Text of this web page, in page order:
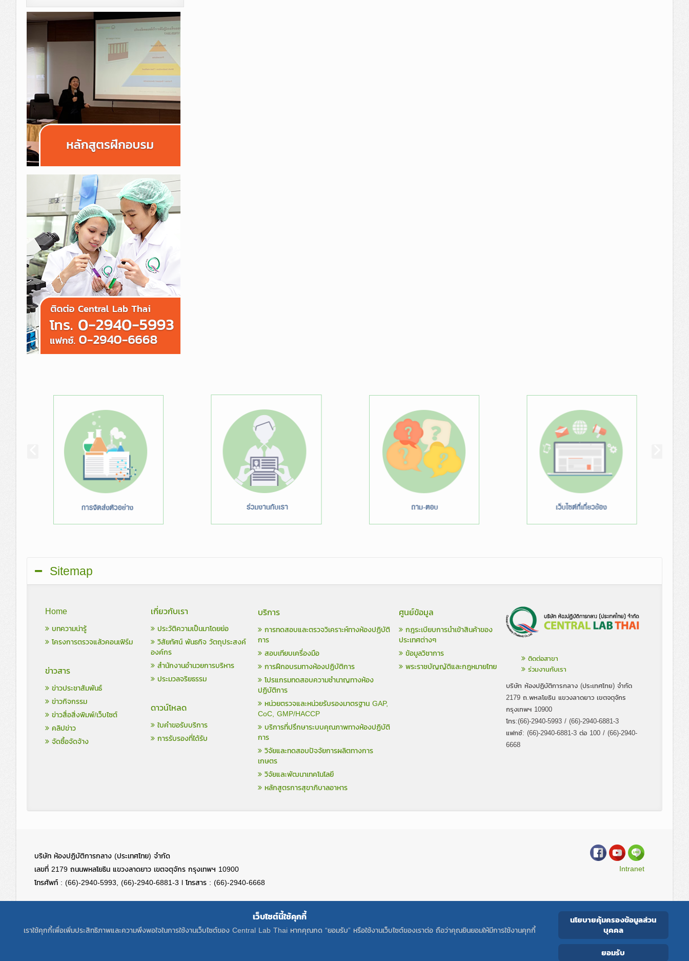
Sitemap
Home
บทความน่ารู้
โครงการตรวจแล้วคอนเฟิร์ม
ข่าวสาร
ข่าวประชาสัมพันธ์
ข่าวกิจกรรม
ข่าวสื่อสิ่งพิมพ์/เว็บไซต์
คลิปข่าว
จัดซื้อจัดจ้าง
เกี่ยวกับเรา
ประวัติความเป็นมาโดยย่อ
วิสัยทัศน์ พันธกิจ วัตถุประสงค์
องค์กร
สำนักงานอำนวยการบริหาร
ประมวลจริยธรรม
ดาวน์โหลด
ใบคำขอรับบริการ
การรับรองที่ได้รับ
บริการ
การทดสอบและตรวจวิเคราะห์ทางห้องปฏิบัติ
การ
สอบเทียบเครื่องมือ
การฝึกอบรมทางห้องปฏิบัติการ
โปรแกรมทดสอบความชำนาญทางห้อง
ปฏิบัติการ
หน่วยตรวจและหน่วยรับรองมาตรฐาน GAP,
CoC, GMP/HACCP
บริการที่ปรึกษาระบบคุณภาพทางห้องปฏิบัติ
การ
วิจัยและทดสอบปัจจัยการผลิตทางการ
เกษตร
วิจัยและพัฒนาเทคโนโลยี
หลักสูตรการสุขาภิบาลอาหาร
ศูนย์ข้อมูล
กฎระเบียบการนำเข้าสินค้าของ
ประเทศต่างๆ
ข้อมูลวิชาการ
พระราชบัญญัติและกฎหมายไทย
ติดต่อสาขา
ร่วมงานกับเรา
บริษัท ห้องปฏิบัติการกลาง (ประเทศไทย) จำกัด
2179 ถ.พหลโยธิน แขวงลาดยาว เขตจตุจักร
กรุงเทพฯ 10900
โทร:(66)-2940-5993 / (66)-2940-6881-3
แฟกซ์: (66)-2940-6881-3 ต่อ 100 / (66)-2940-
6668
บริษัท ห้องปฏิบัติการกลาง (ประเทศไทย) จำกัด
เลขที่ 2179 ถนนพหลโยธิน แขวงลาดยาว เขตจตุจักร กรุงเทพฯ 10900
โทรศัพท์ : (66)-2940-5993, (66)-2940-6881-3 l โทรสาร : (66)-2940-6668
Intranet
เว็บไซต์นี้ใช้คุกกี้
เราใช้คุกกี้เพื่อเพิ่มประสิทธิภาพและความพึงพอใจในการใช้งานเว็บไซต์ของ Central Lab Thai หากคุณกด “ยอมรับ” หรือใช้งานเว็บไซต์ของเราต่อ ถือว่าคุณยินยอมให้มีการใช้งานคุกกี้
นโยบายคุ้มครองข้อมูลส่วน
บุคคล
ยอมรับ
Copyright © All rights reserved.CENTRAL LAB THAI